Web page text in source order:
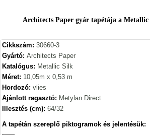
Architects Paper gyár tapétája a
Cikkszám: 30660-3
Gyártó: Architects Paper
Katalógus: Metallic Silk
Méret: 10,05m x 0,53 m
Hordozó: vlies
Ajánlott ragasztó: Metylan Direct
Illesztés (cm): 64/32
A tapétán szereplő piktogramok és jelentésük: